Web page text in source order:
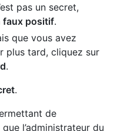
pas un secret,
faux positif.
que vous avez
plus tard, cliquez sur
.
.
de
l’administrateur du